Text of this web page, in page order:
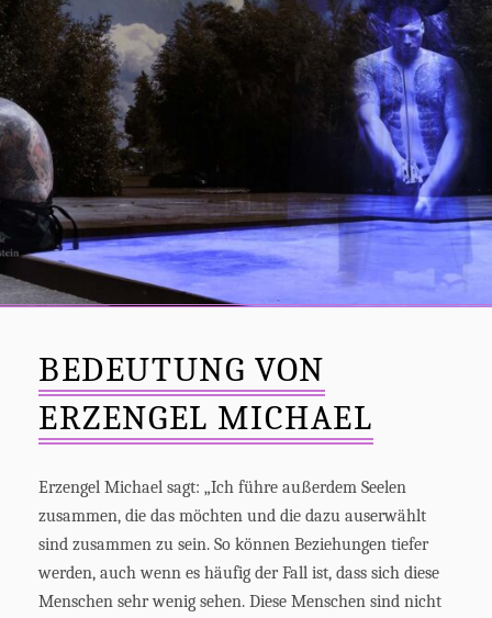
BEDEUTUNG VON
ERZENGEL MICHAEL
Erzengel Michael sagt: „Ich führe außerdem Seelen
zusammen, die das möchten und die dazu auserwählt
sind zusammen zu sein. So können Beziehungen tiefer
werden, auch wenn es häufig der Fall ist, dass sich diese
Menschen sehr wenig sehen. Diese Menschen sind nicht